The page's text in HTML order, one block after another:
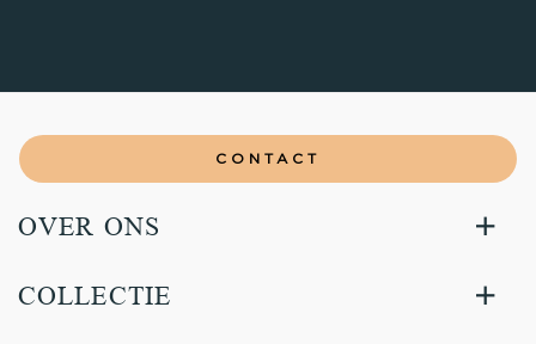
CONTACT
OVER ONS
COLLECTIE